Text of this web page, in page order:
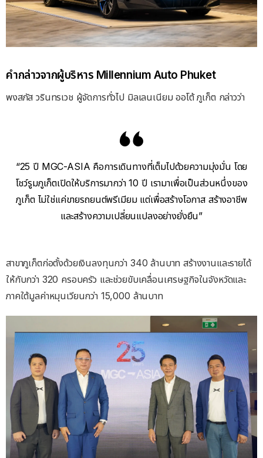
คำกล่าวจากผู้บริหาร Millennium Auto Phuket
พงสภัส วรินทรเวช ผู้จัดการทั่วไป มิลเลนเนียม ออโต้ ภูเก็ต กล่าวว่า
“25 ปี MGC-ASIA คือการเดินทางที่เต็มไปด้วยความมุ่งมั่น โดย
โชว์รูมภูเก็ตเปิดให้บริการมากว่า 10 ปี เรามาเพื่อเป็นส่วนหนึ่งของ
ภูเก็ต ไม่ใช่แค่ขายรถยนต์พรีเมียม แต่เพื่อสร้างโอกาส สร้างอาชีพ
และสร้างความเปลี่ยนแปลงอย่างยั่งยืน”
สาขาภูเก็ตก่อตั้งด้วยเงินลงทุนกว่า 340 ล้านบาท สร้างงานและรายได้
ให้กับกว่า 320 ครอบครัว และช่วยขับเคลื่อนเศรษฐกิจในจังหวัดและ
ภาคใต้มูลค่าหมุนเวียนกว่า 15,000 ล้านบาท